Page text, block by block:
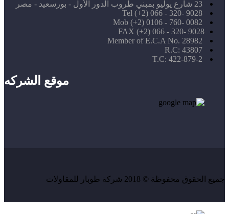
FAX (+2) 066 - 320- 9028
موقع الشركه
جميع الحقوق محفوظة © 2018 شركة طوبار للمقاولات